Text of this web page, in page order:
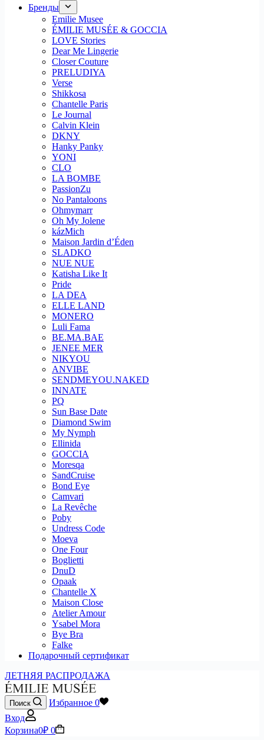
Бренды
Emilie Musee
ÉMILIE MUSÉE & GOCCIA
LOVE Stories
Dear Me Lingerie
Closer Couture
PRELUDIYA
Verse
Shikkosa
Chantelle Paris
Le Journal
Calvin Klein
DKNY
Hanky Panky
YONI
CLO
LA BOMBE
PassionZu
No Pantaloons
Ohmymarr
Oh My Jolene
kázMich
Maison Jardin d’Éden
SLADKO
NUE NUE
Katisha Like It
Pride
LA DEA
ELLE LAND
MONERO
Luli Fama
BE.MA.BAE
JENEE MER
NIKYOU
ANVIBE
SENDMEYOU.NAKED
INNATE
PQ
Sun Base Date
Diamond Swim
My Nymph
Ellinida
GOCCIA
Moresqa
SandCruise
Bond Eye
Camvari
La Revêche
Poby
Undress Code
Moeva
One Four
Boglietti
DnuD
Opaak
Chantelle X
Maison Close
Atelier Amour
Ysabel Mora
Bye Bra
Falke
Подарочный сертификат
ЛЕТНЯЯ РАСПРОДАЖА
Поиск Избранное 0
Вход
Корзина0₽ 0